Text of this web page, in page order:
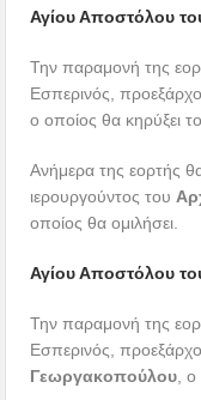
Αγίου Αποστόλου
Την παραμονή της
Εσπερινός,
ο οποίος θα κηρύξει
Ανήμερα της εορτής θα
ιερουργούντος του
οποίος θα ομιλήσει.
Αγίου Αποστόλου
Την παραμονή της
Εσπερινός,
Γεωργακοπούλου ,